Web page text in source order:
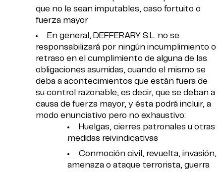
que no le sean imputables, caso fortuito o
fuerza mayor
En general, DEFFERARY S.L. no se
responsabilizará por ningún incumplimiento o
retraso en el cumplimiento de alguna de las
obligaciones asumidas, cuando el mismo se
deba a acontecimientos que están fuera de
su control razonable, es decir, que se deban a
causa de fuerza mayor, y ésta podrá incluir, a
modo enunciativo pero no exhaustivo:
Huelgas, cierres patronales u otras
medidas reivindicativas
Conmoción civil, revuelta, invasión,
amenaza o ataque terrorista, guerra